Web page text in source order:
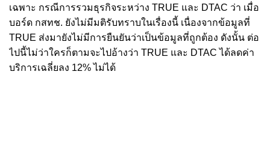
เฉพาะ กรณีการรวมธุรกิจระหว่าง TRUE และ DTAC ว่า เมื่อ
บอร์ด กสทช. ยังไม่มีมติรับทราบในเรื่องนี้ เนื่องจากข้อมูลที่
TRUE ส่งมายังไม่มีการยืนยันว่าเป็นข้อมูลที่ถูกต้อง ดังนั้น ต่อ
ไปนี้ไม่ว่าใครก็ตามจะไปอ้างว่า TRUE และ DTAC ได้ลดค่า
บริการเฉลี่ยลง 12% ไม่ได้